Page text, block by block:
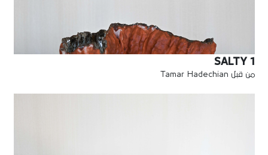
SALTY 1
من قبل Tamar Hadechian